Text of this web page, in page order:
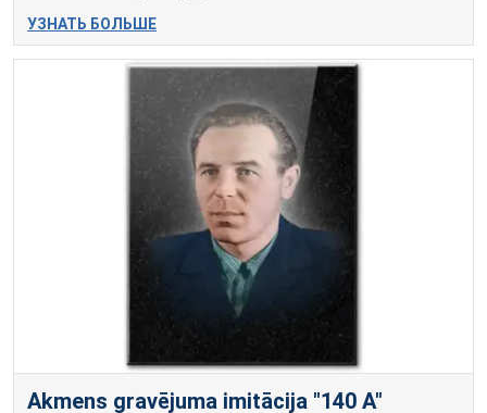
УЗНАТЬ БОЛЬШЕ
Akmens gravējuma imitācija "140 A"